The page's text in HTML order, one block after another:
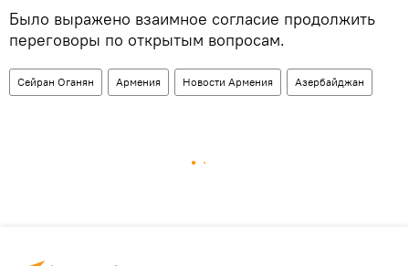
Было выражено взаимное согласие продолжить
переговоры по открытым вопросам.
Сейран Оганян Армения Новости Армения Азербайджан